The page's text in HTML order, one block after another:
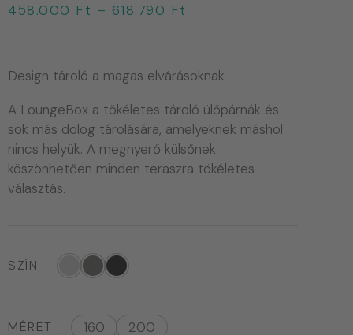
458.000 Ft – 618.790 Ft
Design tároló a magas elvárásoknak
A LoungeBox a tökéletes tároló ülőpárnák és
sok más dolog tárolására, amelyeknek máshol
nincs helyük. A megnyerő külsőnek
köszönhetően minden teraszra tökéletes
választás.
SZÍN
MÉRET 160 200